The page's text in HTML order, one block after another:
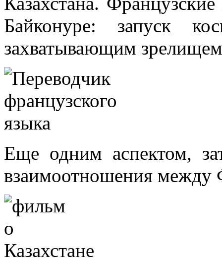
Байконуре: запуск
захватывающим
Еще одним аспектом,
взаимоотношения между